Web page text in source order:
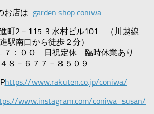
お店は garden shop coniwa
町2－115-3 水村ビル101 （川越線
駅南口から徒歩２分）
７：００ 日祝定休 臨時休業あり
８－６７７－８５０９
https://www.rakuten.co.jp/coniwa/
www.instagram.com/coniwa_susan/